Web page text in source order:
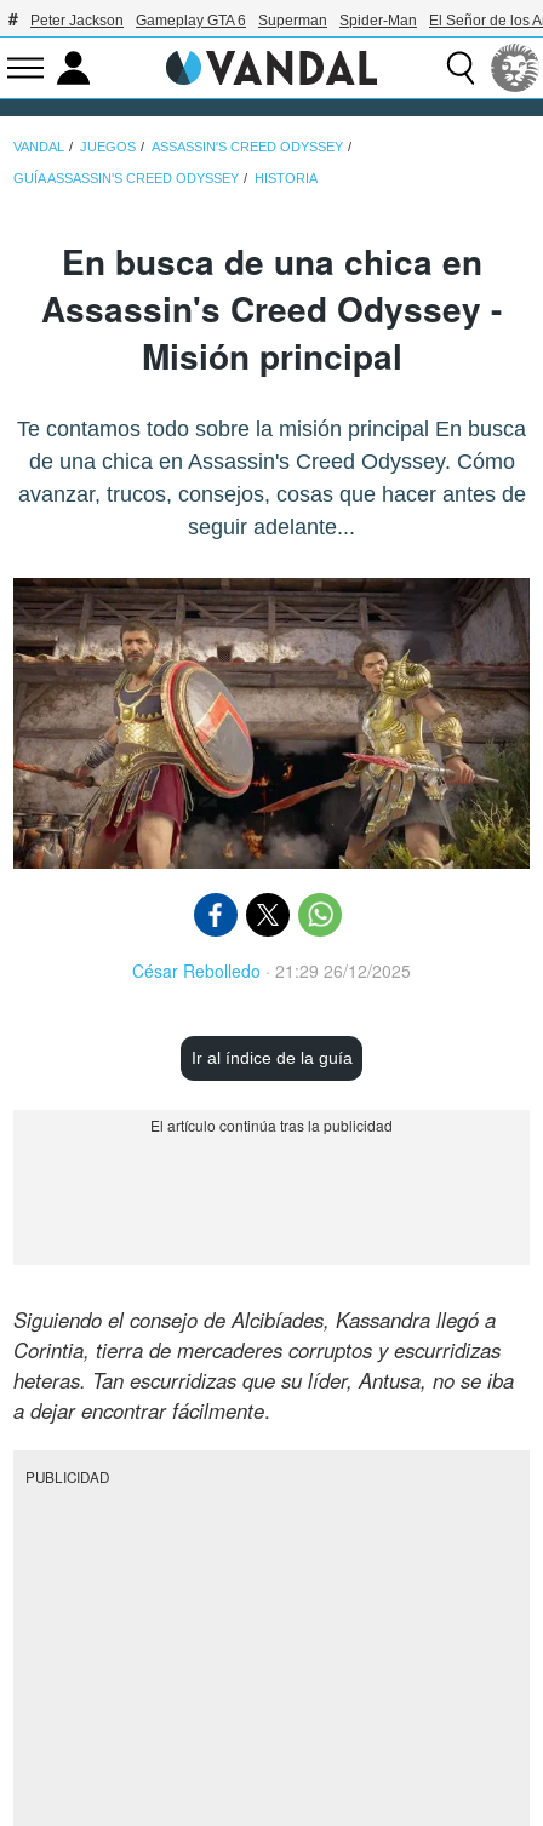
Peter Jackson Gameplay GTA 6 Superman Spider-Man El Señor de los
VANDAL JUEGOS ASSASSIN'S CREED ODYSSEY
GUÍA ASSASSIN'S CREED ODYSSEY HISTORIA
En busca de una chica en
Assassin's Creed Odyssey -
Misión principal
Te contamos todo sobre la misión principal En busca
de una chica en Assassin's Creed Odyssey. Cómo
avanzar, trucos, consejos, cosas que hacer antes de
seguir adelante...
César Rebolledo · 21:29 26/12/2025
Ir al índice de la guía
Siguiendo el consejo de Alcibíades, Kassandra llegó a
Corintia, tierra de mercaderes corruptos y escurridizas
heteras. Tan escurridizas que su líder, Antusa, no se iba
a dejar encontrar fácilmente.
PUBLICIDAD